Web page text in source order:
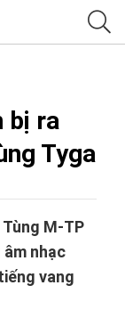
bị ra
Tyga
Tùng M-TP
âm nhạc
vang